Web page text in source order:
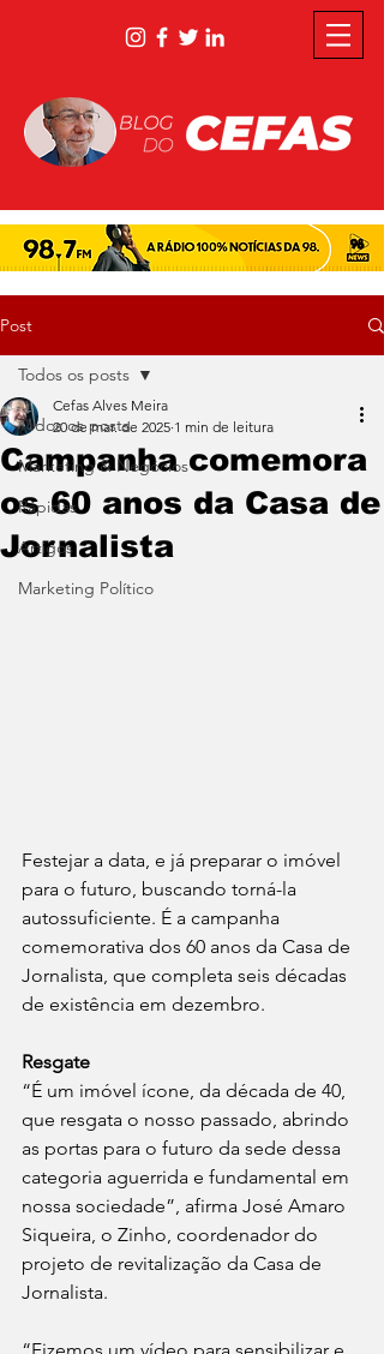
Post
Todos os posts
Marketing & Negócios
Rápidas
Artigos
Marketing Político
Todos os posts
Campanha comemora
os 60 anos da Casa de
Jornalista
Cefas Alves Meira
20 de mar. de 2025 1 min de leitura
Festejar a data, e já preparar o imóvel
para o futuro, buscando torná-la
autossuficiente. É a campanha
comemorativa dos 60 anos da Casa de
Jornalista, que completa seis décadas
de existência em dezembro.
Resgate
“É um imóvel ícone, da década de 40,
que resgata o nosso passado, abrindo
as portas para o futuro da sede dessa
categoria aguerrida e fundamental em
nossa sociedade”, afirma José Amaro
Siqueira, o Zinho, coordenador do
projeto de revitalização da Casa de
Jornalista.